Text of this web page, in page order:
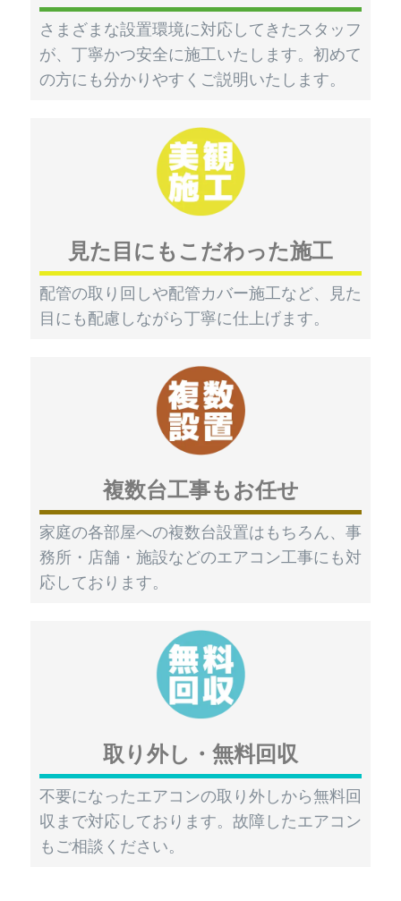
さまざまな設置環境に対応してきたスタッフ
が、丁寧かつ安全に施工いたします。初めて
の方にも分かりやすくご説明いたします。
見た目にもこだわった施工
配管の取り回しや配管カバー施工など、見た
目にも配慮しながら丁寧に仕上げます。
複数台工事もお任せ
家庭の各部屋への複数台設置はもちろん、事
務所・店舗・施設などのエアコン工事にも対
応しております。
取り外し・無料回収
不要になったエアコンの取り外しから無料回
収まで対応しております。故障したエアコン
もご相談ください。